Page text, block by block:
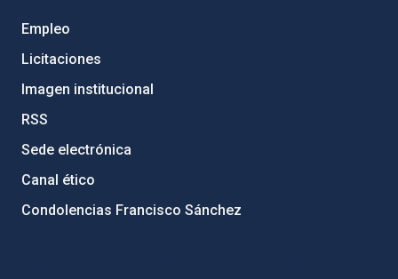
Empleo
Licitaciones
Imagen institucional
RSS
Sede electrónica
Canal ético
Condolencias Francisco Sánchez